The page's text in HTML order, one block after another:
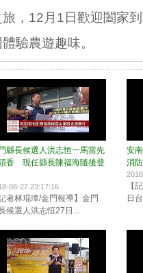
，12月1日歡迎闔家
驗農遊趣味。
縣長候選人洪志恒一馬當先
香 現任縣長陳福海隨後登
08-27 23:17:16
記者林琨璋/金門報導】金門
候選人洪志恒27日...
安
消
【
日